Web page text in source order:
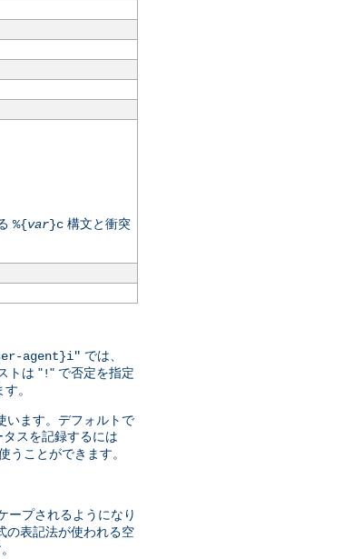
%{var}c構文と衝突
agent}i" では、
トは "!" で否定を指定
。
います。デフォルトで
スを記録するには
うことができます。
ープされるようになり
の表記法が使われる空